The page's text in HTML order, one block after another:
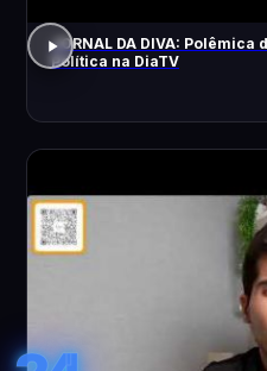
JORNAL DA DIVA: Polêmica
Política na DiaTV